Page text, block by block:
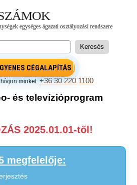
CÉGALAPÍTÁS
minket:+36 30 220 1100
és televízióprogram
2025.01.01-től!
megfelelője: